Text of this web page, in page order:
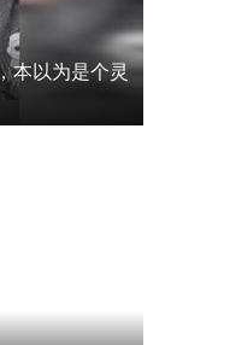
本以为是个灵